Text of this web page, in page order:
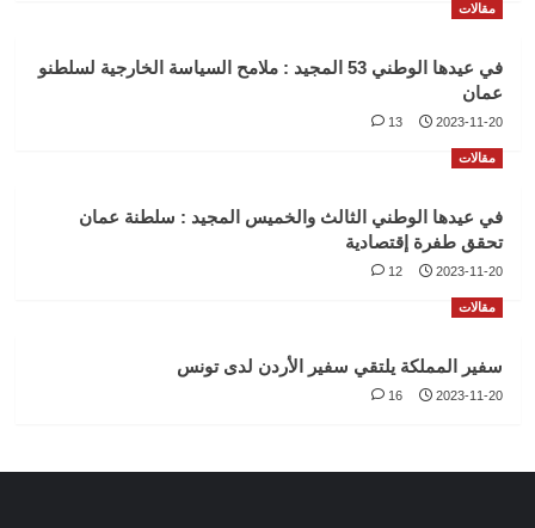
مقالات
في عيدها الوطني 53 المجيد : ملامح السياسة الخارجية لسلطنو
عمان
2023-11-20
13
مقالات
في عيدها الوطني الثالث والخميس المجيد : سلطنة عمان
تحقق طفرة إقتصادية
2023-11-20
12
مقالات
سفير المملكة يلتقي سفير الأردن لدى تونس
2023-11-20
16